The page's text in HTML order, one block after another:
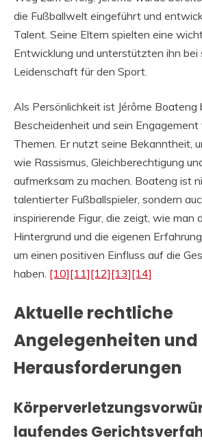
die Fußballwelt eingeführt und
Talent. Seine Eltern spielten eine
Entwicklung und unterstützten ihn bei
Leidenschaft für den Sport.
Als Persönlichkeit ist Jérôme Boateng
Bescheidenheit und sein Engagement
Themen. Er nutzt seine Bekanntheit,
wie Rassismus, Gleichberechtigung
aufmerksam zu machen. Boateng ist
talentierter Fußballspieler, sondern
inspirierende Figur, die zeigt, wie man
Hintergrund und die eigenen
um einen positiven Einfluss auf die
haben. [10][11][12][13][14]
Aktuelle rechtliche
Angelegenheiten und
Herausforderungen
laufendes